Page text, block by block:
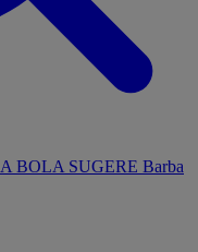
A BOLA SUGERE Barba